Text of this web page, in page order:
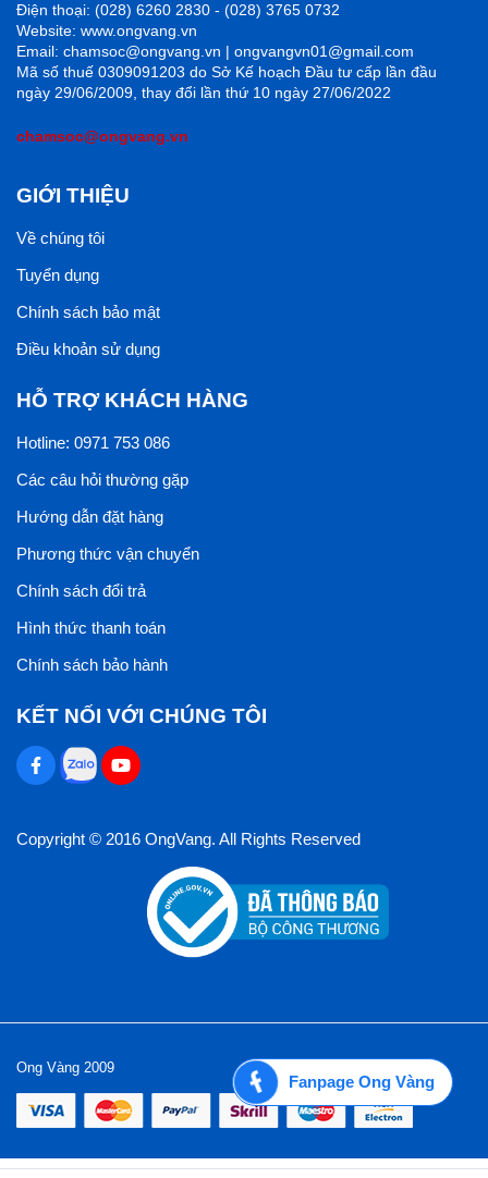
Điện thoại: (028) 6260 2830 - (028) 3765 0732
Website: www.ongvang.vn
Email: chamsoc@ongvang.vn | ongvangvn01@gmail.com
Mã số thuế 0309091203 do Sở Kế hoạch Đầu tư cấp lần đầu
ngày 29/06/2009, thay đổi lần thứ 10 ngày 27/06/2022
chamsoc@ongvang.vn
GIỚI THIỆU
Về chúng tôi
Tuyển dụng
Chính sách bảo mật
Điều khoản sử dụng
HỖ TRỢ KHÁCH HÀNG
Hotline: 0971 753 086
Các câu hỏi thường gặp
Hướng dẫn đặt hàng
Phương thức vận chuyển
Chính sách đổi trả
Hình thức thanh toán
Chính sách bảo hành
KẾT NỐI VỚI CHÚNG TÔI
Copyright © 2016 OngVang. All Rights Reserved
Ong Vàng 2009
Fanpage Ong Vàng